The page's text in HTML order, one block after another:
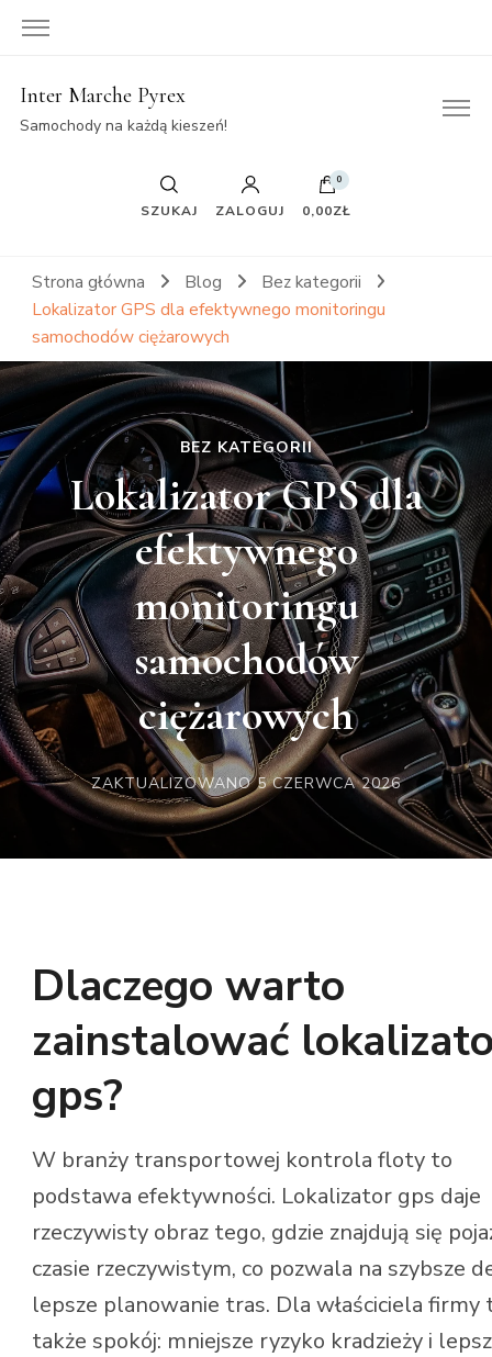
Inter Marche Pyrex
Samochody na każdą kieszeń!
SZUKAJ ZALOGUJ
0
0,00ZŁ
Strona główna Blog
Bez kategorii
Lokalizator GPS dla efektywnego monitoringu
samochodów ciężarowych
BEZ KATEGORII
Lokalizator GPS dla
efektywnego
monitoringu
samochodów
ciężarowych
ZAKTUALIZOWANO5 CZERWCA 2026
Dlaczego warto
zainstalować
gps?
W branży transportowej kontrola floty to
podstawa efektywności. Lokalizator gps daje
rzeczywisty obraz tego, gdzie znajdują się
czasie rzeczywistym, co pozwala na szybsze
lepsze planowanie tras. Dla właściciela firmy
także spokój: mniejsze ryzyko kradzieży i